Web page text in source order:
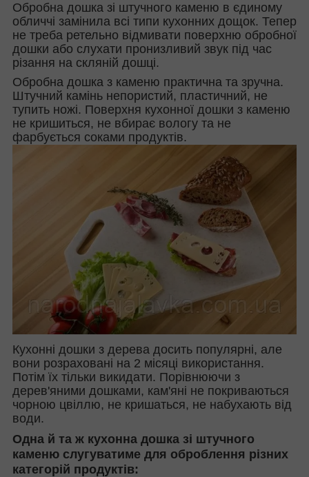
Обробна дошка зі штучного каменю в єдиному
обличчі замінила всі типи кухонних дощок. Тепер
не треба ретельно відмивати поверхню обробної
дошки або слухати пронизливий звук під час
різання на скляній дошці.
Обробна дошка з каменю практична та зручна.
Штучний камінь непористий, пластичний, не
тупить ножі. Поверхня кухонної дошки з каменю
не кришиться, не вбирає вологу та не
фарбується соками продуктів.
Кухонні дошки з дерева досить популярні, але
вони розраховані на 2 місяці використання.
Потім їх тільки викидати. Порівнюючи з
дерев'яними дошками, кам'яні не покриваються
чорною цвіллю, не кришаться, не набухають від
води.
Одна й та ж кухонна дошка зі штучного
каменю слугуватиме для оброблення різних
категорій продуктів: